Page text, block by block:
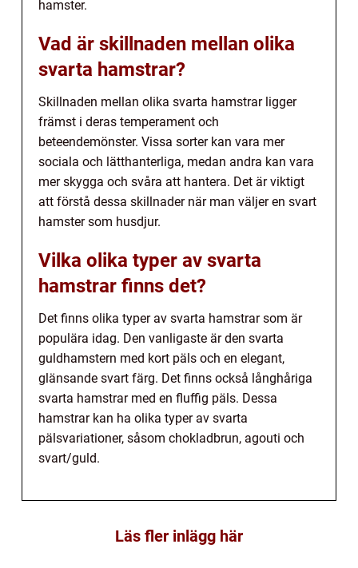
hamster.
Vad är skillnaden mellan olika
svarta hamstrar?
Skillnaden mellan olika svarta hamstrar ligger
främst i deras temperament och
beteendemönster. Vissa sorter kan vara mer
sociala och lätthanterliga, medan andra kan vara
mer skygga och svåra att hantera. Det är viktigt
att förstå dessa skillnader när man väljer en svart
hamster som husdjur.
Vilka olika typer av svarta
hamstrar finns det?
Det finns olika typer av svarta hamstrar som är
populära idag. Den vanligaste är den svarta
guldhamstern med kort päls och en elegant,
glänsande svart färg. Det finns också långhåriga
svarta hamstrar med en fluffig päls. Dessa
hamstrar kan ha olika typer av svarta
pälsvariationer, såsom chokladbrun, agouti och
svart/guld.
Läs fler inlägg här